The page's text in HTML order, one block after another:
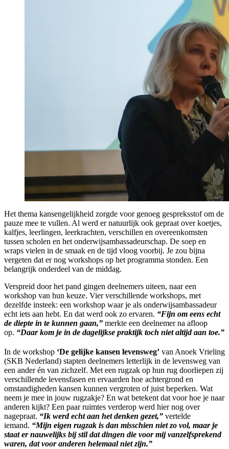
Het thema kansengelijkheid zorgde voor genoeg gespreksstof om de
pauze mee te vullen. Al werd er natuurlijk ook gepraat over koetjes,
kalfjes, leerlingen, leerkrachten, verschillen en overeenkomsten
tussen scholen en het onderwijsambassadeurschap. De soep en
wraps vielen in de smaak en de tijd vloog voorbij. Je zou bijna
vergeten dat er nog workshops op het programma stonden. Een
belangrijk onderdeel van de middag.
Verspreid door het pand gingen deelnemers uiteen, naar een
workshop van hun keuze. Vier verschillende workshops, met
dezelfde insteek: een workshop waar je als onderwijsambassadeur
echt iets aan hebt. En dat werd ook zo ervaren. “Fijn om eens echt
de diepte in te kunnen gaan,” merkte een deelnemer na afloop
op. “Daar kom je in de dagelijkse praktijk toch niet altijd aan toe.”
In de workshop ‘De gelijke kansen levensweg’ van Anoek Vrieling
(SKB Nederland) stapten deelnemers letterlijk in de levensweg van
een ander én van zichzelf. Met een rugzak op hun rug doorliepen zij
verschillende levensfasen en ervaarden hoe achtergrond en
omstandigheden kansen kunnen vergroten of juist beperken. Wat
neem je mee in jouw rugzakje? En wat betekent dat voor hoe je naar
anderen kijkt? Een paar ruimtes verderop werd hier nog over
nagepraat. “Ik werd echt aan het denken gezet,” vertelde
iemand. “Mijn eigen rugzak is dan misschien niet zo vol, maar je
staat er nauwelijks bij stil dat dingen die voor mij vanzelfsprekend
waren, dat voor anderen helemaal niet zijn.”